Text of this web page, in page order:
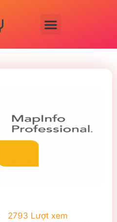
2793 Lượt xem